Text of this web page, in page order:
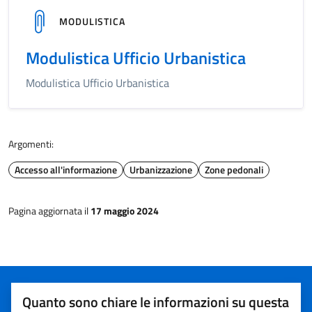
MODULISTICA
Modulistica Ufficio Urbanistica
Modulistica Ufficio Urbanistica
Argomenti:
Accesso all'informazione
Urbanizzazione Zone pedonali
Pagina aggiornata il17 maggio 2024
Quanto sono chiare le informazioni su questa